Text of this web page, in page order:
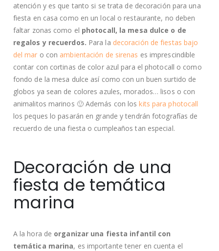
atención y es que tanto si se trata de decoración para una
fiesta en casa como en un local o restaurante, no deben
faltar zonas como el photocall, la mesa dulce o de
regalos y recuerdos. Para la decoración de fiestas bajo
del mar o con ambientación de sirenas es imprescindible
contar con cortinas de color azul para el photocall o como
fondo de la mesa dulce así como con un buen surtido de
globos ya sean de colores azules, morados… lisos o con
animalitos marinos 🙂 Además con loskits para photocall
los peques lo pasarán en grande y tendrán fotografías de
recuerdo de una fiesta o cumpleaños tan especial.
Decoración de una
fiesta de temática
marina
A la hora de organizar una fiesta infantil con
temática marina, es importante tener en cuenta el